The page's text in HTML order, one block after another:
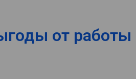
от работы